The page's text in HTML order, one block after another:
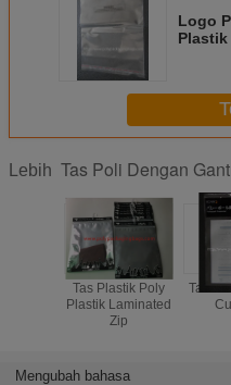
Logo
Lebih Tas Poli Dengan
Tas Plastik Poly
Plastik Laminated
Zip
Tas
Mengubah bahasa